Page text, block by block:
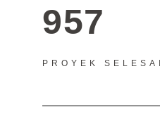
957
PROYEK SELESAI